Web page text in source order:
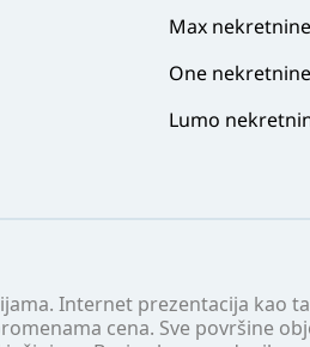
Internet prezentacija kao
cena. Sve površine
Max nekretnine
One nekretnine
Lumo